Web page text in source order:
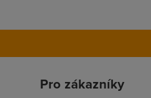
Pro zákazníky